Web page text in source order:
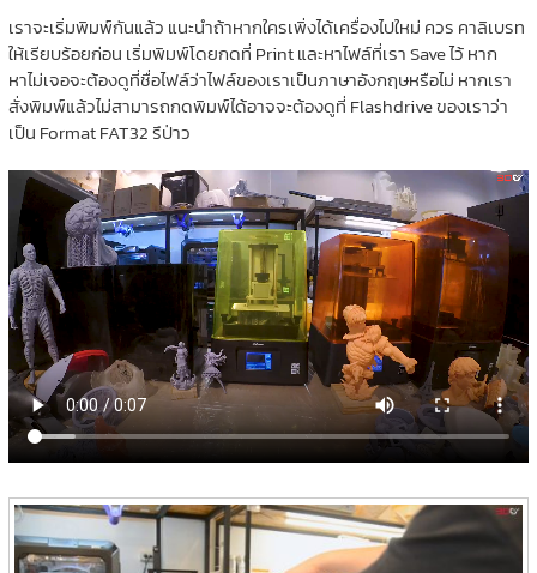
เราจะเริ่มพิมพ์กันแล้ว แนะนำถ้าหากใครเพิ่งได้เครื่องไปใหม่ ควร คาลิเบรท
ให้เรียบร้อยก่อน เริ่มพิมพ์โดยกดที่ Print และหาไฟล์ที่เรา Save ไว้ หาก
หาไม่เจอจะต้องดูที่ชื่อไฟล์ว่าไฟล์ของเราเป็นภาษาอังกฤษหรือไม่ หากเรา
สั่งพิมพ์แล้วไม่สามารถกดพิมพ์ได้อาจจะต้องดูที่ Flashdrive ของเราว่า
เป็น Format FAT32 รึป่าว